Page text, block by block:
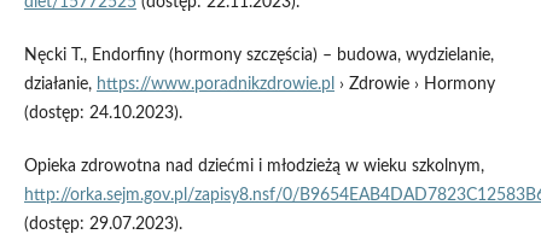
Nęcki T., Endorfiny (hormony szczęścia) – budowa, wydzielanie,
działanie, https://www.poradnikzdrowie.pl › Zdrowie › Hormony
(dostęp: 24.10.2023).
Opieka zdrowotna nad dziećmi i młodzieżą w wieku szkolnym,
http://orka.sejm.gov.pl/zapisy8.nsf/0/
(dostęp: 29.07.2023).